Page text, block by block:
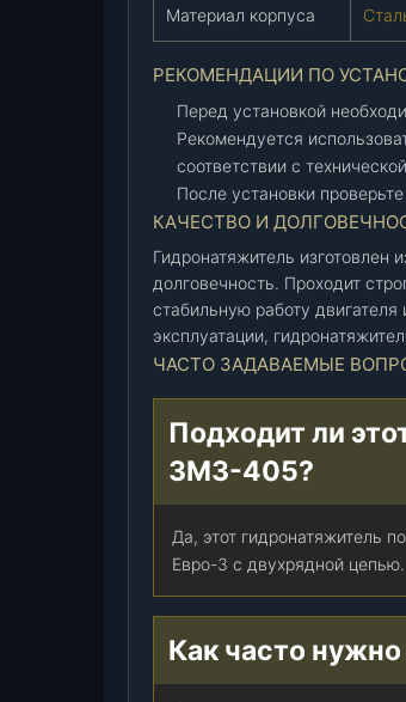
(
1
0
0
6
1
0
т
Материал корпуса
РЕКОМЕНДАЦИИ ПО
Перед установкой
Рекомендуется
соответствии с
После установки
КАЧЕСТВО И
Гидронатяжитель
долговечность. Проходит
стабильную работу
эксплуатации,
ЧАСТО ЗАДАВАЕМЫЕ
Подходит ли
ЗМЗ-405?
Да, этот гидронатяжитель
Евро-3 с двухрядной цепью.
Как часто